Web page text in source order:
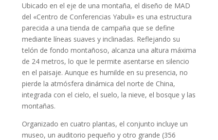
Ubicado en el eje de una montaña, el diseño de MAD
del «Centro de Conferencias Yabuli» es una estructura
parecida a una tienda de campaña que se define
mediante líneas suaves y inclinadas. Reflejando su
telón de fondo montañoso, alcanza una altura máxima
de 24 metros, lo que le permite asentarse en silencio
en el paisaje. Aunque es humilde en su presencia, no
pierde la atmósfera dinámica del norte de China,
integrada con el cielo, el suelo, la nieve, el bosque y las
montañas.
Organizado en cuatro plantas, el conjunto incluye un
museo, un auditorio pequeño y otro grande (356